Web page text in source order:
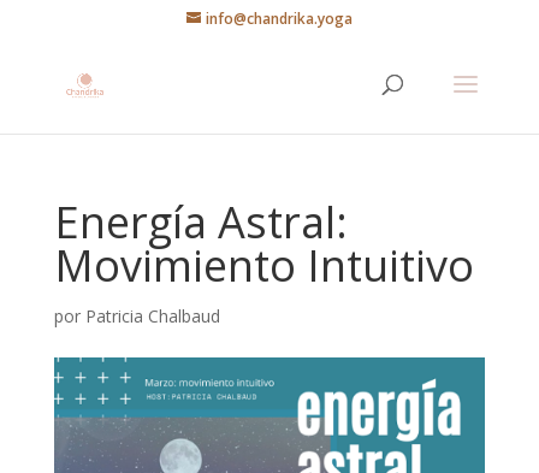
info@chandrika.yoga
Energía Astral:
Movimiento Intuitivo
por Patricia Chalbaud